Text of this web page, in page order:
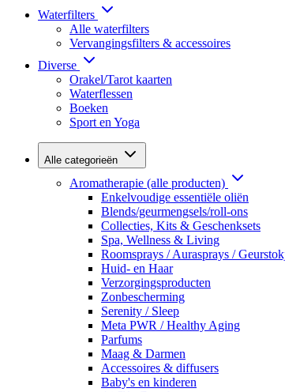
Waterfilters
Alle waterfilters
Vervangingsfilters & accessoires
Diverse
Orakel/Tarot kaarten
Waterflessen
Boeken
Sport en Yoga
Alle categorieën
Aromatherapie (alle producten)
Enkelvoudige essentiële oliën
Blends/geurmengsels/roll-ons
Collecties, Kits & Geschenksets
Spa, Wellness & Living
Roomsprays / Aurasprays /
Huid- en Haar
Verzorgingsproducten
Zonbescherming
Serenity / Sleep
Meta PWR / Healthy Aging
Parfums
Maag & Darmen
Accessoires & diffusers
Baby's en kinderen